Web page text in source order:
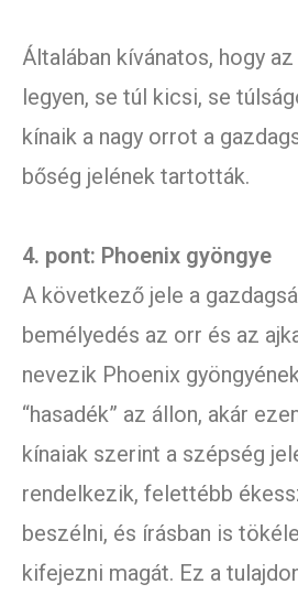
Általában kívánatos, hogy
legyen, se túl kicsi, se
kínaik a nagy orrot a
bőség jelének tartották.
4. pont: Phoenix gyöngye
A következő jele a
bemélyedés az orr és az
nevezik Phoenix
“hasadék” az állon, akár
kínaiak szerint a szépség
rendelkezik, felettébb
beszélni, és írásban is
kifejezni magát. Ez a